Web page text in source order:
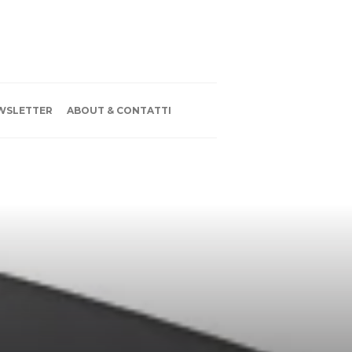
ABOUT & CONTATTI